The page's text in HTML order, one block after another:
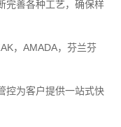
完善各种工艺，确保样
，AMADA，芬兰芬
控为客户提供一站式快